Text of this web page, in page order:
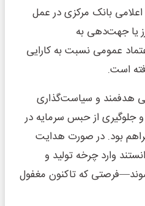
بانک مرکزی در عمل
یا جهت‌دهی به
عمومی نسبت به کارایی
است.
هدفمند و سیاست‌گذاری
و جلوگیری از حبس سرمایه در
فراهم بود. در صورت هدایت
وارد چرخه تولید و
که تاکنون مغفول